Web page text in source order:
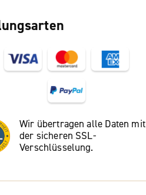
Wir übertragen alle Daten mit
der sicheren SSL-
Verschlüsselung.